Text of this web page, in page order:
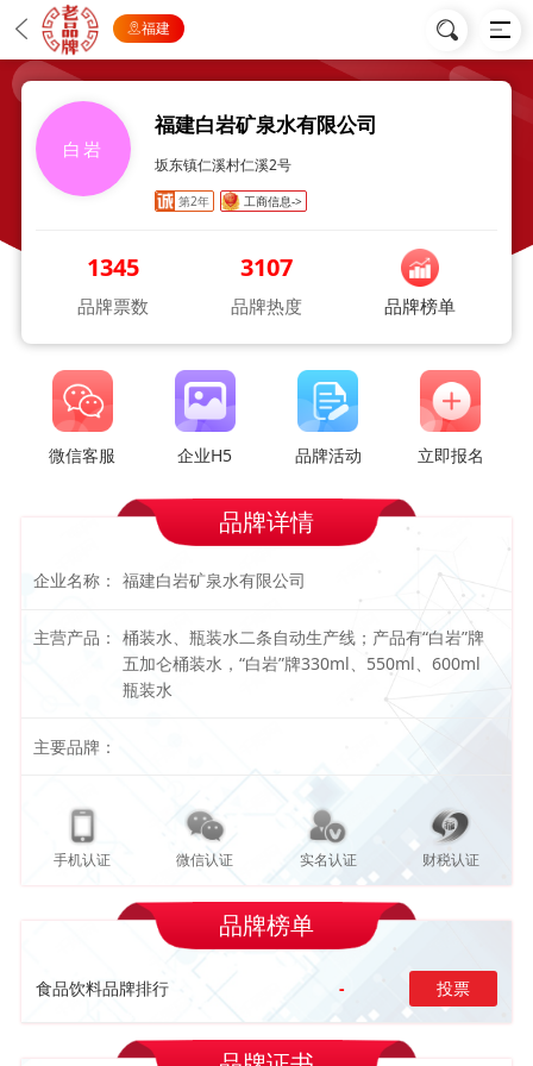
福建
白岩
福建白岩矿泉水有限公司
坂东镇仁溪村仁溪2号
第2年 工商信息->
1345
品牌票数
3107
品牌热度 品牌榜单
微信客服 企业H5 品牌活动 立即报名
品牌详情
企业名称： 福建白岩矿泉水有限公司
主营产品： 桶装水、瓶装水二条自动生产线；产品有“白岩”牌
五加仑桶装水，“白岩”牌330ml、550ml、600ml
瓶装水
主要品牌：
手机认证 微信认证 实名认证 财税认证
品牌榜单
食品饮料品牌排行 - 投票